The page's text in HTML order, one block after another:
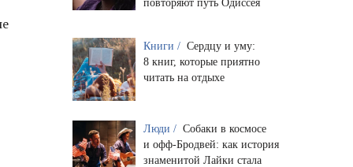
повторяют путь Одиссея
Книги / Сердцу и уму:
8 книг, которые приятно
читать на отдыхе
Люди / Собаки в космосе
и офф-Бродвей: как история
знаменитой Лайки стала